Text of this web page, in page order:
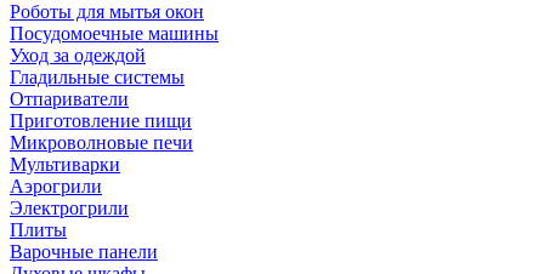
Роботы для мытья окон
Посудомоечные машины
Уход за одеждой
Гладильные системы
Отпариватели
Приготовление пищи
Микроволновые печи
Мультиварки
Аэрогрили
Электрогрили
Плиты
Варочные панели